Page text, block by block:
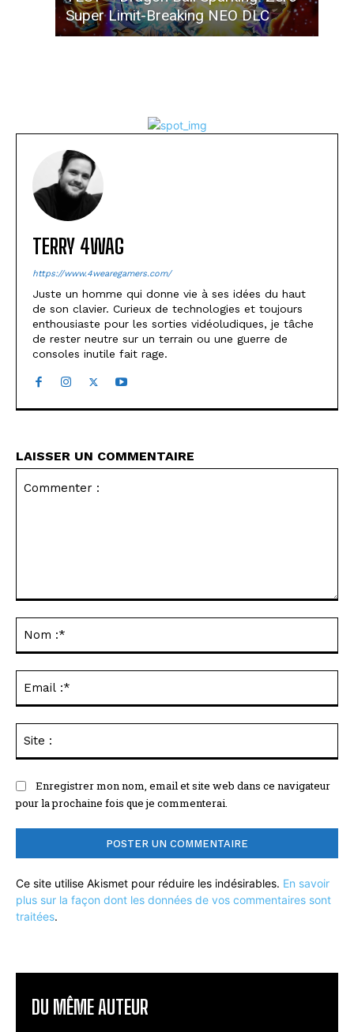
Super Limit-Breaking NEO DLC
TERRY 4WAG
https://www.4wearegamers.com/
Juste un homme qui donne vie à ses idées du haut
de son clavier. Curieux de technologies et toujours
enthousiaste pour les sorties vidéoludiques, je tâche
de rester neutre sur un terrain ou une guerre de
consoles inutile fait rage.
LAISSER UN COMMENTAIRE
Enregistrer mon nom, email et site web dans ce navigateur
pour la prochaine fois que je commenterai.
Ce site utilise Akismet pour réduire les indésirables. En savoir
plus sur la façon dont les données de vos commentaires sont
traitées.
DU MÊME AUTEUR